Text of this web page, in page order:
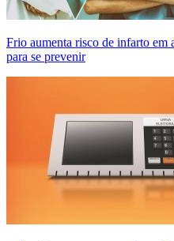
Frio aumenta risco de infarto em
para se prevenir